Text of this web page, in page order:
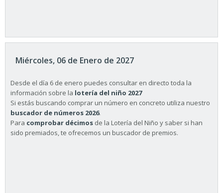
Miércoles, 06 de Enero de 2027
Desde el día 6 de enero puedes consultar en directo toda la
información sobre la lotería del niño 2027
Si estás buscando comprar un número en concreto utiliza nuestro
buscador de números 2026.
Para comprobar décimos de la Lotería del Niño y saber si han
sido premiados, te ofrecemos un buscador de premios.